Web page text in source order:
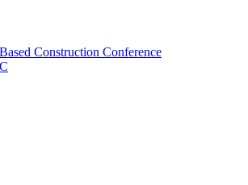
Construction Conference